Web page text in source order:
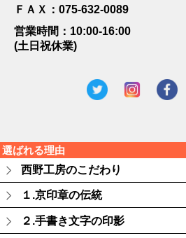
ＦＡＸ：075-632-0089
営業時間：10:00-16:00
(土日祝休業)
選ばれる理由
西野工房のこだわり
１.京印章の伝統
２.手書き文字の印影